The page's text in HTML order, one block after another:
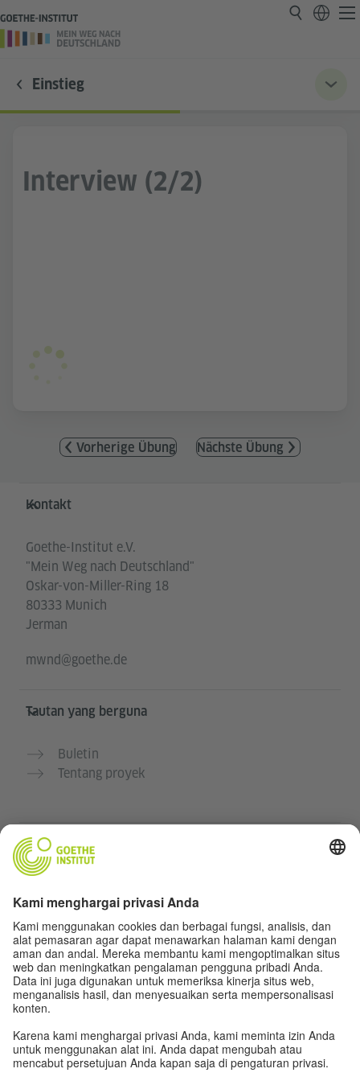
Einstieg
Interview (2/2)
Vorherige Übung Nächste Übung
Service- und Informationsbereich
Kontakt
Goethe-Institut e.V.
"Mein Weg nach Deutschland"
Oskar-von-Miller-Ring 18
80333 Munich
Jerman
mwnd@goethe.de
Tautan yang berguna
Buletin
Tentang proyek
Situs web lainnya
Latihan bahasa Jerman secara gratis
Kursus bahasa Jerman dari Goethe-Institut
Portal guru “Deutschstunde”
Privasi dan Aksesibilitas
Pengaturan privasi